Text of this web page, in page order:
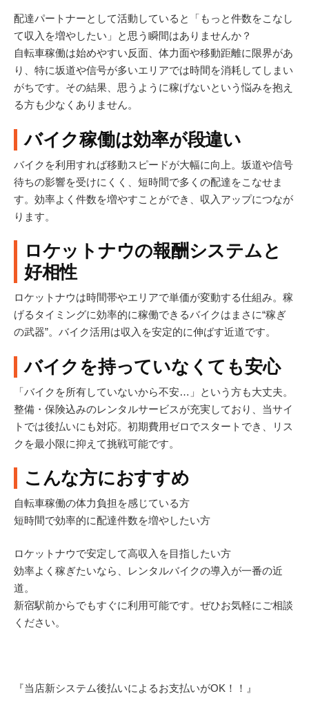
配達パートナーとして活動していると「もっと件数をこなし
て収入を増やしたい」と思う瞬間はありませんか？
自転車稼働は始めやすい反面、体力面や移動距離に限界があ
り、特に坂道や信号が多いエリアでは時間を消耗してしまい
がちです。その結果、思うように稼げないという悩みを抱え
る方も少なくありません。
バイク稼働は効率が段違い
バイクを利用すれば移動スピードが大幅に向上。坂道や信号
待ちの影響を受けにくく、短時間で多くの配達をこなせま
す。効率よく件数を増やすことができ、収入アップにつなが
ります。
ロケットナウの報酬システムと
好相性
ロケットナウは時間帯やエリアで単価が変動する仕組み。稼
げるタイミングに効率的に稼働できるバイクはまさに“稼ぎ
の武器”。バイク活用は収入を安定的に伸ばす近道です。
バイクを持っていなくても安心
「バイクを所有していないから不安…」という方も大丈夫。
整備・保険込みのレンタルサービスが充実しており、当サイ
トでは後払いにも対応。初期費用ゼロでスタートでき、リス
クを最小限に抑えて挑戦可能です。
こんな方におすすめ
自転車稼働の体力負担を感じている方
短時間で効率的に配達件数を増やしたい方
ロケットナウで安定して高収入を目指したい方
効率よく稼ぎたいなら、レンタルバイクの導入が一番の近
道。
新宿駅前からでもすぐに利用可能です。ぜひお気軽にご相談
ください。
『当店新システム後払いによるお支払いがOK！！』